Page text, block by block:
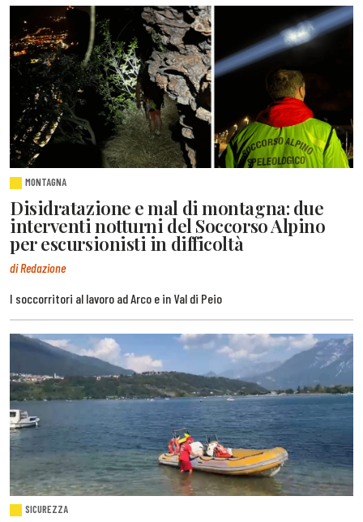
MONTAGNA
Disidratazione e mal di montagna: due
interventi notturni del Soccorso Alpino
per escursionisti in difficoltà
di Redazione
I soccorritori al lavoro ad Arco e in Val di Peio
SICUREZZA